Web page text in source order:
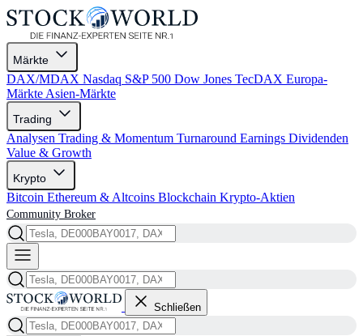
Märkte
DAX/MDAX Nasdaq S&P 500 Dow Jones TecDAX Europa-
Märkte Asien-Märkte
Trading
Analysen Trading & Momentum Turnaround Earnings Dividenden
Value & Growth
Krypto
Bitcoin Ethereum & Altcoins Blockchain Krypto-Aktien
Community Broker
Schließen